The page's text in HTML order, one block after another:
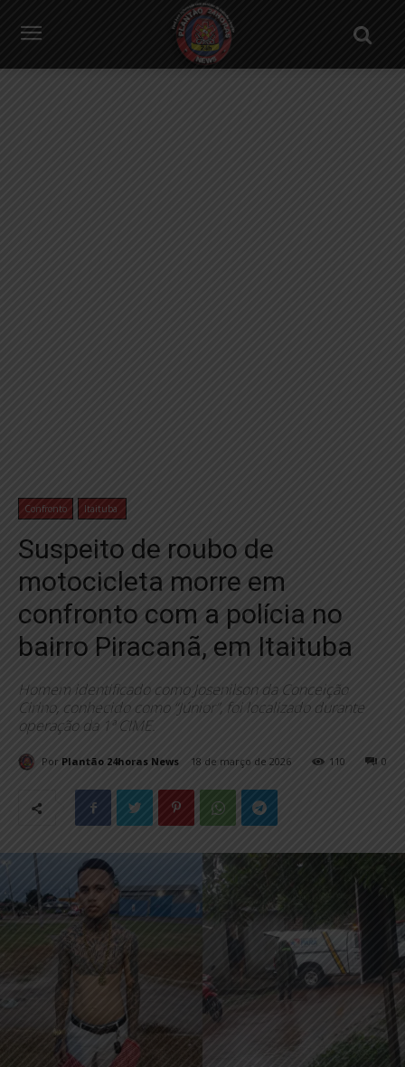
Confronto Itaituba
Suspeito de roubo de
motocicleta morre em
confronto com a polícia no
bairro Piracanã, em Itaituba
Homem identificado como Josenilson da Conceição
Cirino, conhecido como “Júnior”, foi localizado durante
operação da 1ª CIME.
Por Plantão 24horas News 18 de março de 2026 0
110